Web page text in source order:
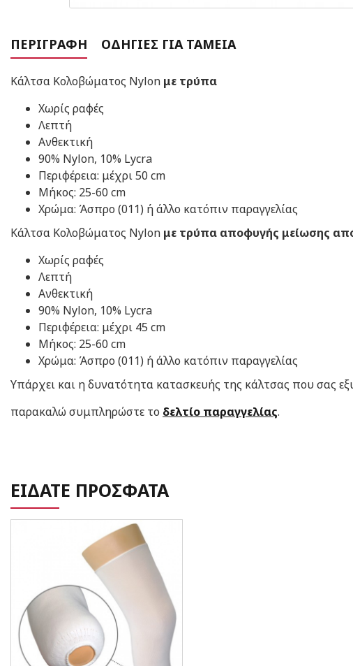
ΠΕΡΙΓΡΑΦΉ ΟΔΗΓΊΕΣ ΓΙΑ ΤΑΜΕΊΑ
Κάλτσα Κολοβώματος Nylon με τρύπα
Χωρίς ραφές
Λεπτή
Ανθεκτική
90% Nylon, 10% Lycra
Περιφέρεια: μέχρι 50 cm
Μήκος: 25-60 cm
​Χρώμα: Άσπρο (011) ή άλλο κατόπιν παραγγελίας
Κάλτσα Κολοβώματος Nylon με τρύπα​ αποφυγής μείωσης
Χωρίς ραφές
Λεπτή
Ανθεκτική
90% Nylon, 10% Lycra
Περιφέρεια: μέχρι 45 cm
Μήκος: 25-60 cm
​Χρώμα: Άσπρο (011) ή άλλο κατόπιν παραγγελίας
Υπάρχει και η δυνατότητα κατασκευής της κάλτσας που σας
παρακαλώ συμπληρώστε το δελτίο παραγγελίας.
ΕΙΔΑΤΕ ΠΡΟΣΦΑΤΑ